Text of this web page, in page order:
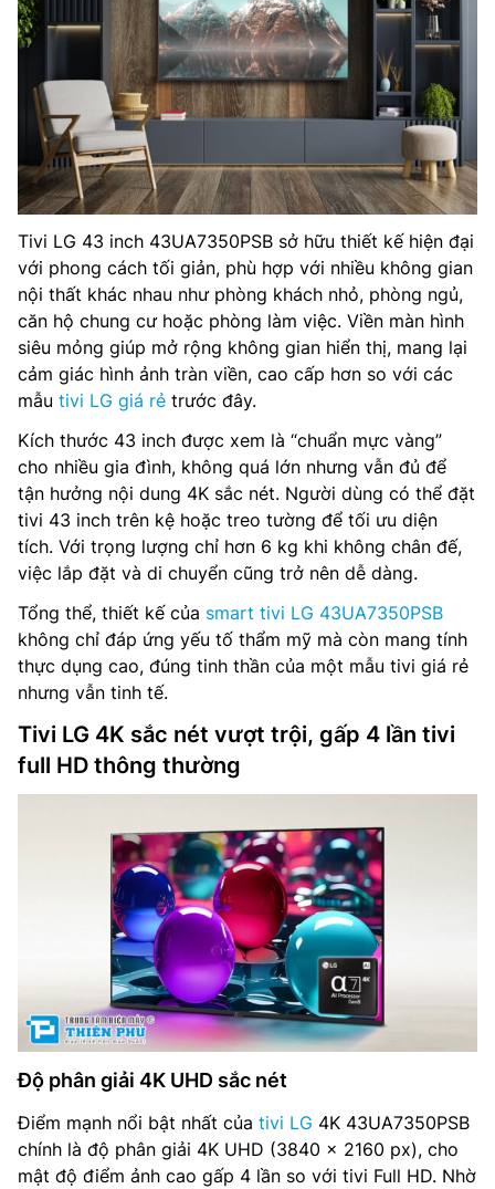
Tivi LG 43 inch 43UA7350PSB sở hữu thiết kế hiện đại
với phong cách tối giản, phù hợp với nhiều không gian
nội thất khác nhau như phòng khách nhỏ, phòng ngủ,
căn hộ chung cư hoặc phòng làm việc. Viền màn hình
siêu mỏng giúp mở rộng không gian hiển thị, mang lại
cảm giác hình ảnh tràn viền, cao cấp hơn so với các
mẫu tivi LG giá rẻ trước đây.
Kích thước 43 inch được xem là “chuẩn mực vàng”
cho nhiều gia đình, không quá lớn nhưng vẫn đủ để
tận hưởng nội dung 4K sắc nét. Người dùng có thể đặt
tivi 43 inch trên kệ hoặc treo tường để tối ưu diện
tích. Với trọng lượng chỉ hơn 6 kg khi không chân đế,
việc lắp đặt và di chuyển cũng trở nên dễ dàng.
Tổng thể, thiết kế của smart tivi LG 43UA7350PSB
không chỉ đáp ứng yếu tố thẩm mỹ mà còn mang tính
thực dụng cao, đúng tinh thần của một mẫu tivi giá rẻ
nhưng vẫn tinh tế.
Tivi LG 4K sắc nét vượt trội, gấp 4 lần tivi
full HD thông thường
Độ phân giải 4K UHD sắc nét
Điểm mạnh nổi bật nhất của tivi LG 4K 43UA7350PSB
chính là độ phân giải 4K UHD (3840 x 2160 px), cho
mật độ điểm ảnh cao gấp 4 lần so với tivi Full HD. Nhờ